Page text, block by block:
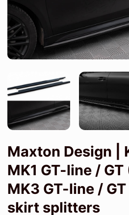
Maxton Design |
MK1 GT-line / GT
MK3 GT-line /
skirt splitters